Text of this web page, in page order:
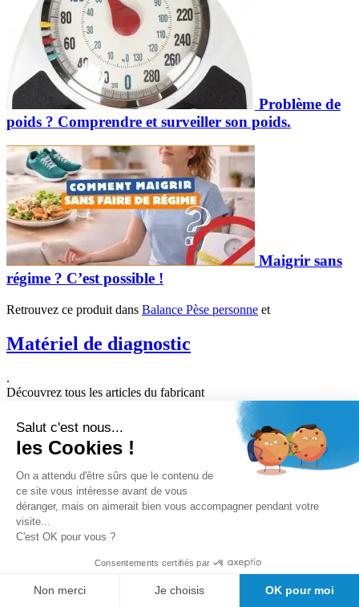
Problème de
poids ? Comprendre et surveiller son poids.
Maigrir sans
régime ? C’est possible !
Retrouvez ce produit dans Balance Pèse personne et
Matériel de diagnostic
.
Découvrez tous les articles du fabricant
Tanita
Nous avons trouvé d'autres produits que vous pourriez aimer !
Nos avantages clients
Expedition sous 24/48h
milliers de références de marque au meilleur prix.
Salut c'est nous...
les Cookies !
On a attendu d'être sûrs que le contenu de
ce site vous intéresse avant de vous
déranger, mais on aimerait bien vous accompagner pendant votre
visite...
C'est OK pour vous ?
Consentements certifiés par
Non merci Je choisis OK pour moi